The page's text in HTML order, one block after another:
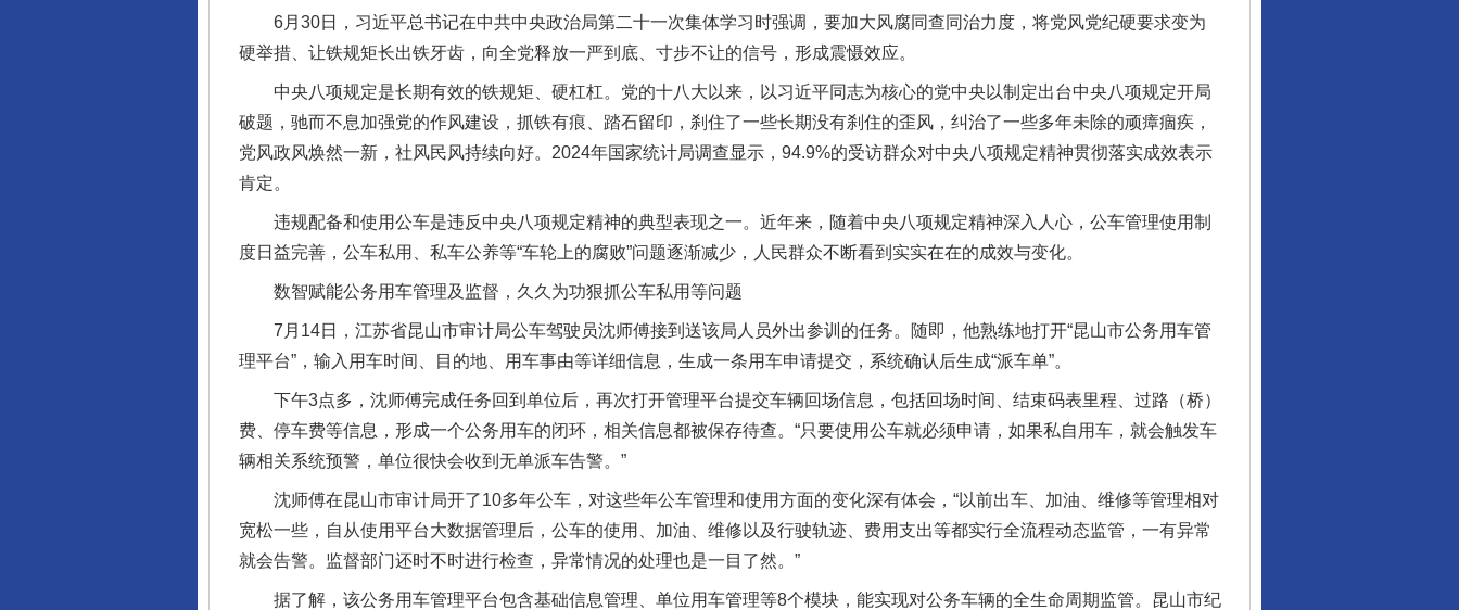
6月30日，习近平总书记在中共中央政治局第二十一次集体学习时强调，要加大风腐同查同治力度，将党风党纪硬要求变为
硬举措、让铁规矩长出铁牙齿，向全党释放一严到底、寸步不让的信号，形成震慑效应。
中央八项规定是长期有效的铁规矩、硬杠杠。党的十八大以来，以习近平同志为核心的党中央以制定出台中央八项规定开局
破题，驰而不息加强党的作风建设，抓铁有痕、踏石留印，刹住了一些长期没有刹住的歪风，纠治了一些多年未除的顽瘴痼疾，
党风政风焕然一新，社风民风持续向好。2024年国家统计局调查显示，94.9%的受访群众对中央八项规定精神贯彻落实成效表示
肯定。
违规配备和使用公车是违反中央八项规定精神的典型表现之一。近年来，随着中央八项规定精神深入人心，公车管理使用制
度日益完善，公车私用、私车公养等“车轮上的腐败”问题逐渐减少，人民群众不断看到实实在在的成效与变化。
数智赋能公务用车管理及监督，久久为功狠抓公车私用等问题
7月14日，江苏省昆山市审计局公车驾驶员沈师傅接到送该局人员外出参训的任务。随即，他熟练地打开“昆山市公务用车管
理平台”，输入用车时间、目的地、用车事由等详细信息，生成一条用车申请提交，系统确认后生成“派车单”。
下午3点多，沈师傅完成任务回到单位后，再次打开管理平台提交车辆回场信息，包括回场时间、结束码表里程、过路（桥）
费、停车费等信息，形成一个公务用车的闭环，相关信息都被保存待查。“只要使用公车就必须申请，如果私自用车，就会触发车
辆相关系统预警，单位很快会收到无单派车告警。”
沈师傅在昆山市审计局开了10多年公车，对这些年公车管理和使用方面的变化深有体会，“以前出车、加油、维修等管理相对
宽松一些，自从使用平台大数据管理后，公车的使用、加油、维修以及行驶轨迹、费用支出等都实行全流程动态监管，一有异常
就会告警。监督部门还时不时进行检查，异常情况的处理也是一目了然。”
据了解，该公务用车管理平台包含基础信息管理、单位用车管理等8个模块，能实现对公务车辆的全生命周期监管。昆山市纪